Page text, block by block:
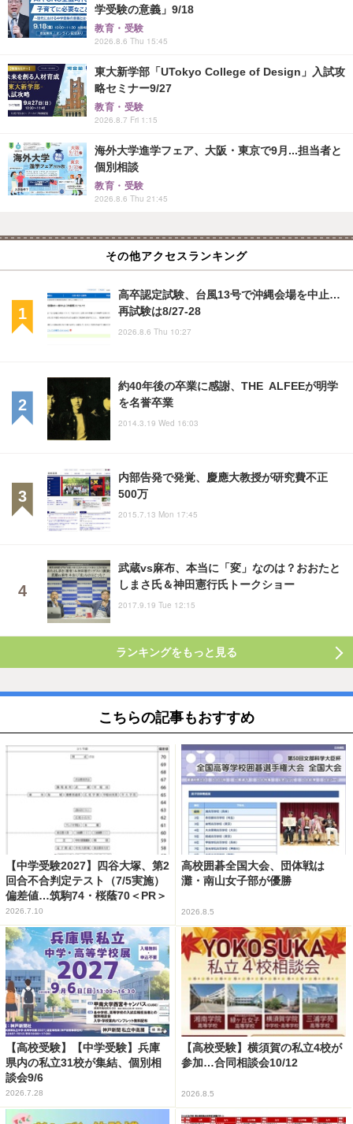
学受験の意義」9/18
教育・受験
2026.8.6 Thu 15:45
東大新学部「UTokyo College of Design」入試攻
略セミナー9/27
教育・受験
2026.8.7 Fri 1:15
海外大学進学フェア、大阪・東京で9月...担当者と
個別相談
教育・受験
2026.8.6 Thu 21:45
その他アクセスランキング
高卒認定試験、台風13号で沖縄会場を中止…
再試験は8/27-28
2026.8.6 Thu 10:27
約40年後の卒業に感謝、THE ALFEEが明学
を名誉卒業
2014.3.19 Wed 16:03
内部告発で発覚、慶應大教授が研究費不正
500万
2015.7.13 Mon 17:45
武蔵vs麻布、本当に「変」なのは？おおたと
しまさ氏＆神田憲行氏トークショー
2017.9.19 Tue 12:15
ランキングをもっと見る
こちらの記事もおすすめ
【中学受験2027】四谷大塚、第2
回合不合判定テスト（7/5実施）
偏差値…筑駒74・桜蔭70＜PR＞
2026.7.10
高校囲碁全国大会、団体戦は
灘・南山女子部が優勝
2026.8.5
【高校受験】【中学受験】兵庫
県内の私立31校が集結、個別相
談会9/6
2026.7.28
【高校受験】横須賀の私立4校が
参加…合同相談会10/12
2026.8.5